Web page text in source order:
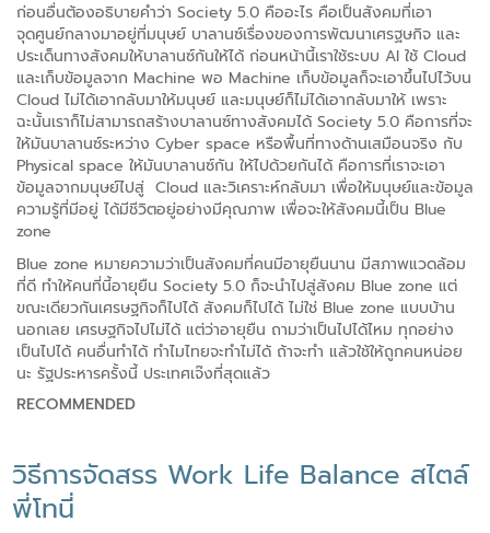
ก่อนอื่นต้องอธิบายคำว่า Society 5.0 คืออะไร คือเป็นสังคมที่เอา
จุดศูนย์กลางมาอยู่ที่มนุษย์ บาลานซ์เรื่องของการพัฒนาเศรฐษกิจ และ
ประเด็นทางสังคมให้บาลานซ์กันให้ได้ ก่อนหน้านี้เราใช้ระบบ AI ใช้ Cloud
และเก็บข้อมูลจาก Machine พอ Machine เก็บข้อมูลก็จะเอาขึ้นไปไว้บน
Cloud ไม่ได้เอากลับมาให้มนุษย์ และมนุษย์ก็ไม่ได้เอากลับมาให้ เพราะ
ฉะนั้นเราก็ไม่สามารถสร้างบาลานซ์ทางสังคมได้ Society 5.0 คือการที่จะ
ให้มันบาลานซ์ระหว่าง Cyber space หรือพื้นที่ทางด้านเสมือนจริง กับ
Physical space ให้มันบาลานซ์กัน ให้ไปด้วยกันได้ คือการที่เราจะเอา
ข้อมูลจากมนุษย์ไปสู่ Cloud และวิเคราะห์กลับมา เพื่อให้มนุษย์และข้อมูล
ความรู้ที่มีอยู่ ได้มีชีวิตอยู่อย่างมีคุณภาพ เพื่อจะให้สังคมนี้เป็น Blue
zone
Blue zone หมายความว่าเป็นสังคมที่คนมีอายุยืนนาน มีสภาพแวดล้อม
ที่ดี ทำให้คนที่นี้อายุยืน Society 5.0 ก็จะนำไปสู่สังคม Blue zone แต่
ขณะเดียวกันเศรษฐกิจก็ไปได้ สังคมก็ไปได้ ไม่ใช่ Blue zone แบบบ้าน
นอกเลย เศรษฐกิจไปไม่ได้ แต่ว่าอายุยืน ถามว่าเป็นไปได้ไหม ทุกอย่าง
เป็นไปได้ คนอื่นทำได้ ทำไมไทยจะทำไม่ได้ ถ้าจะทำ แล้วใช้ให้ถูกคนหน่อย
นะ รัฐประหารครั้งนี้ ประเทศเจ๊งที่สุดแล้ว
RECOMMENDED
วิธีการจัดสรร Work Life Balance สไตล์
พี่โทนี่